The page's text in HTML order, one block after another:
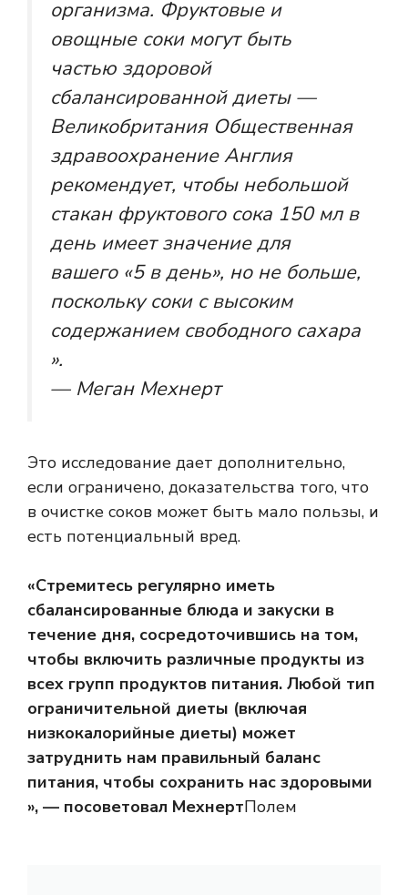
организма. Фруктовые и
овощные соки могут быть
частью здоровой
сбалансированной диеты —
Великобритания Общественная
здравоохранение Англия
рекомендует, чтобы небольшой
стакан фруктового сока 150 мл в
день имеет значение для
вашего «5 в день», но не больше,
поскольку соки с высоким
содержанием свободного сахара
».
— Меган Мехнерт
Это исследование дает дополнительно,
если ограничено, доказательства того, что
в очистке соков может быть мало пользы, и
есть потенциальный вред.
«Стремитесь регулярно иметь
сбалансированные блюда и закуски в
течение дня, сосредоточившись на том,
чтобы включить различные продукты из
всех групп продуктов питания. Любой тип
ограничительной диеты (включая
низкокалорийные диеты) может
затруднить нам правильный баланс
питания, чтобы сохранить нас здоровыми
», — посоветовал МехнертПолем